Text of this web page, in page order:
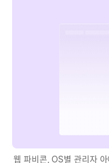
웹 파비콘, OS별 관리자